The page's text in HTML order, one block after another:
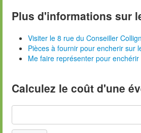
Plus d'informations sur
Visiter le 8 rue du Conseiller
Pièces à fournir pour encherir sur
Me faire représenter pour
Calculez le coût d'une